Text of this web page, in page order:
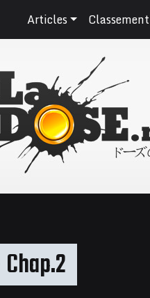
Articles Classement